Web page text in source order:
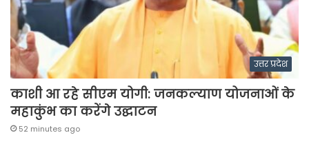
उत्तर प्रदेश
काशी आ रहे सीएम योगी: जनकल्याण योजनाओं के
महाकुंभ का करेंगे उद्घाटन
52 minutes ago